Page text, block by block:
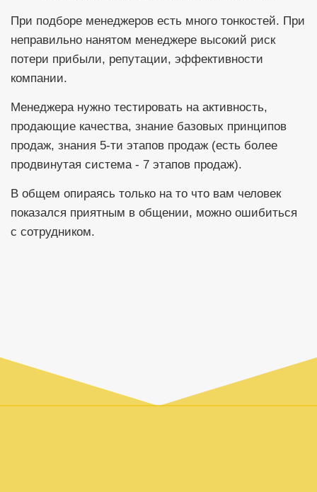
При подборе менеджеров есть много тонкостей. При
неправильно нанятом менеджере высокий риск
потери прибыли, репутации, эффективности
компании.
Менеджера нужно тестировать на активность,
продающие качества, знание базовых принципов
продаж, знания 5-ти этапов продаж (есть более
продвинутая система - 7 этапов продаж).
В общем опираясь только на то что вам человек
показался приятным в общении, можно ошибиться
с сотрудником.